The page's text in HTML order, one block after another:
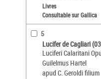
Livres
Consultable sur Gallica
5
Lucifer de Cagliari
Luciferi Calaritani
Guilelmus Hartel
apud C. Geroldi filium